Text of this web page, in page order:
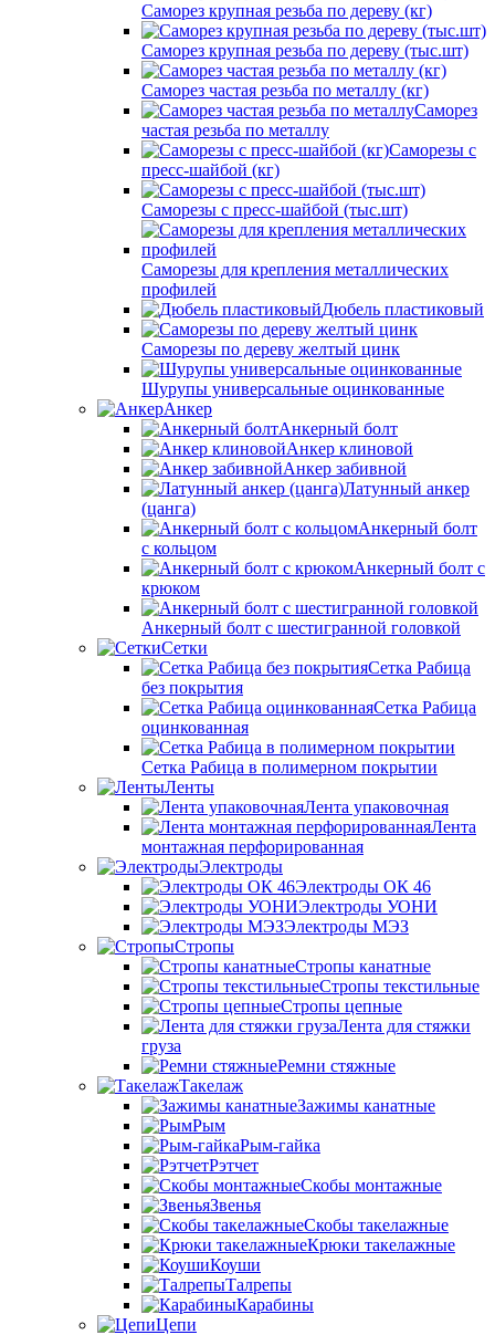
Саморез крупная резьба по дереву (кг)
Саморез крупная резьба по дереву (тыс.шт)
Саморез частая резьба по металлу (кг)
Саморез
частая резьба по металлу
Саморезы с
пресс-шайбой (кг)
Саморезы с пресс-шайбой (тыс.шт)
Саморезы для крепления металлических
профилей
Дюбель пластиковый
Саморезы по дереву желтый цинк
Шурупы универсальные оцинкованные
Анкер
Анкерный болт
Анкер клиновой
Анкер забивной
Латунный анкер
(цанга)
Анкерный болт
с кольцом
Анкерный болт с
крюком
Анкерный болт с шестигранной головкой
Сетки
Сетка Рабица
без покрытия
Сетка Рабица
оцинкованная
Сетка Рабица в полимерном покрытии
Ленты
Лента упаковочная
Лента
монтажная перфорированная
Электроды
Электроды ОК 46
Электроды УОНИ
Электроды МЭЗ
Стропы
Стропы канатные
Стропы текстильные
Стропы цепные
Лента для стяжки
груза
Ремни стяжные
Такелаж
Зажимы канатные
Рым
Рым-гайка
Рэтчет
Скобы монтажные
Звенья
Скобы такелажные
Крюки такелажные
Коуши
Талрепы
Карабины
Цепи